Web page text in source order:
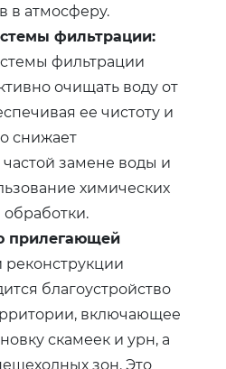
в атмосферу.
фильтрации:
фильтрации
очищать воду от
ее чистоту и
снижает
замене воды и
химических
обработки.
прилегающей
реконструкции
благоустройство
включающее
скамеек и урн, а
зон. Это